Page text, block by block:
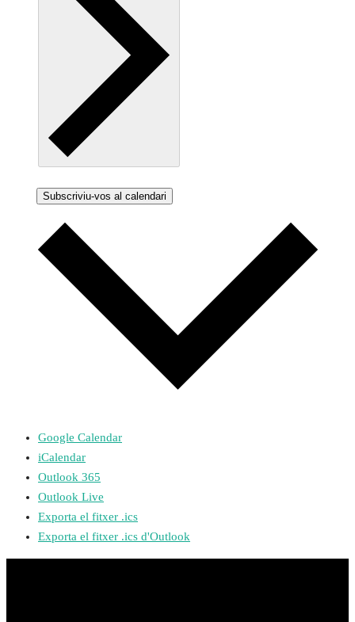
Subscriviu-vos al calendari
Google Calendar
iCalendar
Outlook 365
Outlook Live
Exporta el fitxer .ics
Exporta el fitxer .ics d'Outlook